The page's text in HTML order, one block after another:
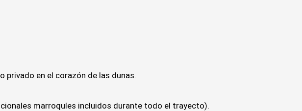
privado en el corazón de las dunas.
marroquíes incluidos durante todo el trayecto).